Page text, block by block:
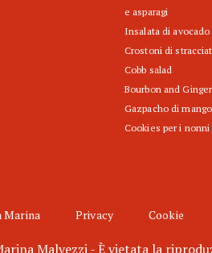
e asparagi
Insalata di
Crostoni di
Cobb salad
Bourbon and
Gazpacho di mango
Cookies per i nonni
Marina Privacy Cookie
Malvezzi - È vietata la